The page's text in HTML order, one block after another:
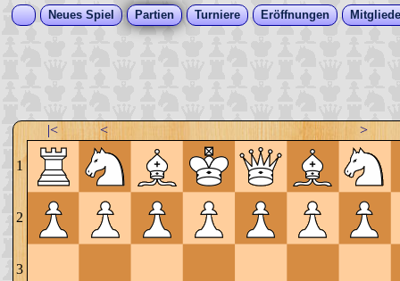
Neues Spiel Partien Turniere Eröffnungen
|< < >
1
2
3